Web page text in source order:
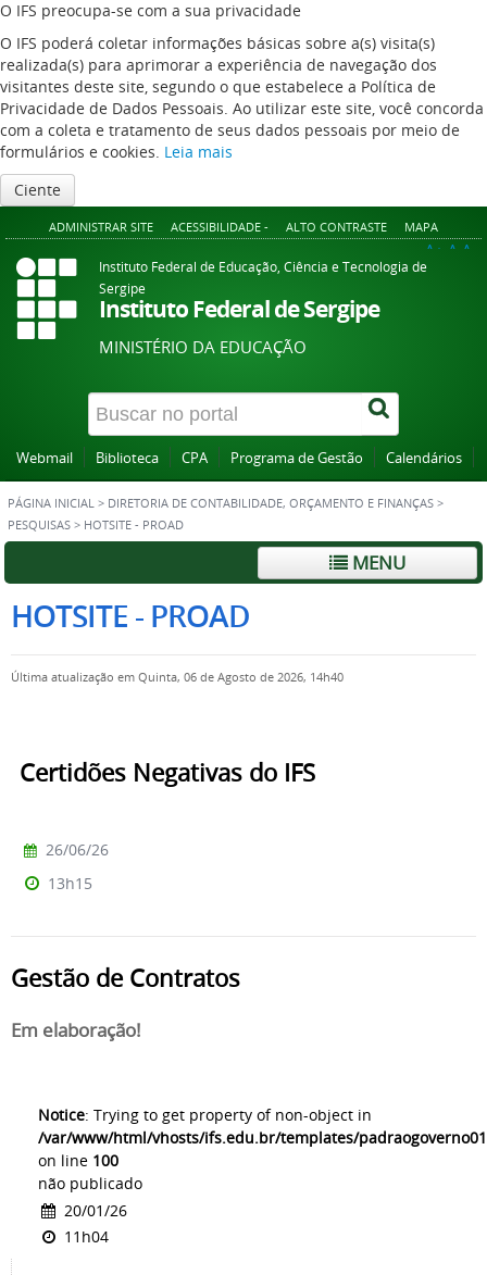
O IFS preocupa-se com a sua privacidade
O IFS poderá coletar informações básicas sobre a(s) visita(s)
realizada(s) para aprimorar a experiência de navegação dos
visitantes deste site, segundo o que estabelece a Política de
Privacidade de Dados Pessoais. Ao utilizar este site, você concorda
com a coleta e tratamento de seus dados pessoais por meio de
formulários e cookies. Leia mais
Ciente
ADMINISTRAR SITE ACESSIBILIDADE - ALTO CONTRASTE MAPA
A+ A A-
Instituto Federal de Educação, Ciência e Tecnologia de
Sergipe
Instituto Federal de Sergipe
MINISTÉRIO DA EDUCAÇÃO
Webmail Biblioteca CPA Programa de Gestão Calendários
PÁGINA INICIAL > DIRETORIA DE CONTABILIDADE, ORÇAMENTO E FINANÇAS >
PESQUISAS > HOTSITE - PROAD
MENU
HOTSITE - PROAD
Última atualização em Quinta, 06 de Agosto de 2026, 14h40
Certidões Negativas do IFS
26/06/26
13h15
Gestão de Contratos
Em elaboração!
Notice: Trying to get property of non-object in
/var/www/html/vhosts/ifs.edu.br/templates/
on line 100
não publicado
20/01/26
11h04